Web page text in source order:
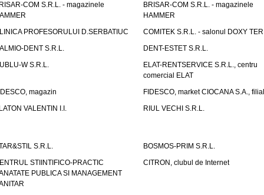
COM S.R.L. - magazinele
BRISAR-COM S.R.L. - magazinele
HAMMER
PROFESORULUI D.SERBATIUC
COMITEK S.R.L. - salonul DOXY
DENT S.R.L.
DENT-ESTET S.R.L.
W S.R.L.
ELAT-RENTSERVICE S.R.L., centru
comercial ELAT
magazin
FIDESCO, market CIOCANA S.A.,
VALENTIN I.I.
RIUL VECHI S.R.L.
S.R.L.
BOSMOS-PRIM S.R.L.
STIINTIFICO-PRACTIC
PUBLICA SI MANAGEMENT
CITRON, clubul de Internet